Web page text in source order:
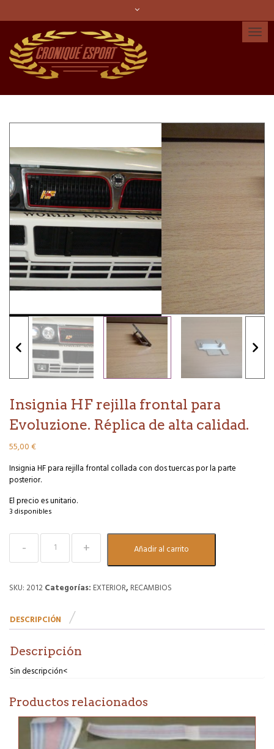
Cuenta
Insignia HF rejilla frontal para
Evoluzione. Réplica de alta calidad.
55,00€
Insignia HF para rejilla frontal collada con dos tuercas por la parte
posterior.
El precio es unitario.
3 disponibles
Insignia
rejilla
para
de
alta
cantidad
Añadir al carrito
SKU: 2012Categorías: EXTERIOR, RECAMBIOS
DESCRIPCIÓN
Descripción
Sin descripción<
Productos relacionados